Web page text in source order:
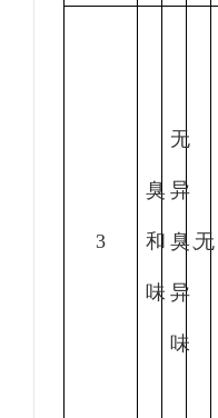
3
臭
和
味
无
异
臭、
异
味
无